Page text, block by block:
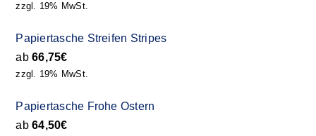
zzgl. 19% MwSt.
Papiertasche Streifen Stripes
ab66,75€
zzgl. 19% MwSt.
Papiertasche Frohe Ostern
ab64,50€